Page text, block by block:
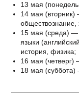
13 мая
14 мая (вторник)
обществознание,
15 мая (среда) —
языки
история, физика;
16 мая (четверг)
18 мая